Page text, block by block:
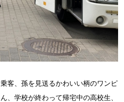
客、孫を見送るかわいい柄のワンピ
、学校が終わって帰宅中の高校生、